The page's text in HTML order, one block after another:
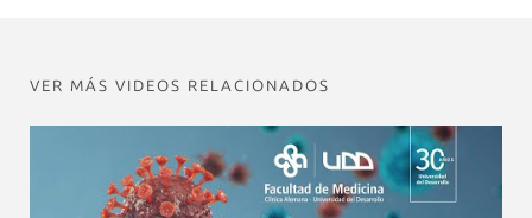
VER MÁS VIDEOS RELACIONADOS